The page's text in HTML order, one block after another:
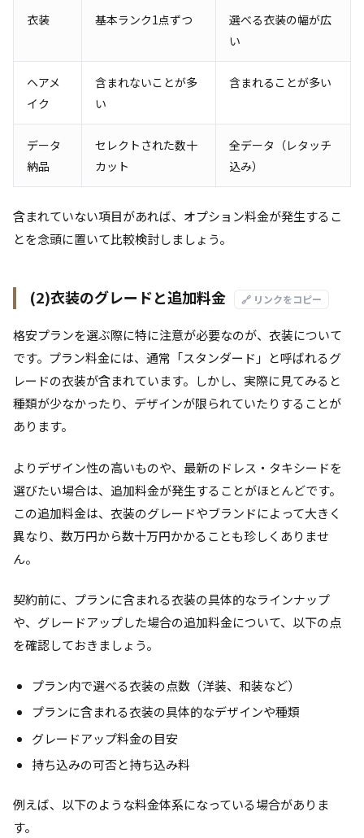
衣装 基本ランク1点ずつ
選べる衣装の幅が広
い
ヘアメ
イク
含まれないことが多
い
含まれることが多い
データ
納品
セレクトされた数十
カット
全データ（レタッチ
込み）
含まれていない項目があれば、オプション料金が発生するこ
とを念頭に置いて比較検討しましょう。
(2)衣装のグレードと追加料金 🔗 リンクをコピー
格安プランを選ぶ際に特に注意が必要なのが、衣装について
です。プラン料金には、通常「スタンダード」と呼ばれるグ
レードの衣装が含まれています。しかし、実際に見てみると
種類が少なかったり、デザインが限られていたりすることが
あります。
よりデザイン性の高いものや、最新のドレス・タキシードを
選びたい場合は、追加料金が発生することがほとんどです。
この追加料金は、衣装のグレードやブランドによって大きく
異なり、数万円から数十万円かかることも珍しくありませ
ん。
契約前に、プランに含まれる衣装の具体的なラインナップ
や、グレードアップした場合の追加料金について、以下の点
を確認しておきましょう。
プラン内で選べる衣装の点数（洋装、和装など）
プランに含まれる衣装の具体的なデザインや種類
グレードアップ料金の目安
持ち込みの可否と持ち込み料
例えば、以下のような料金体系になっている場合がありま
す。